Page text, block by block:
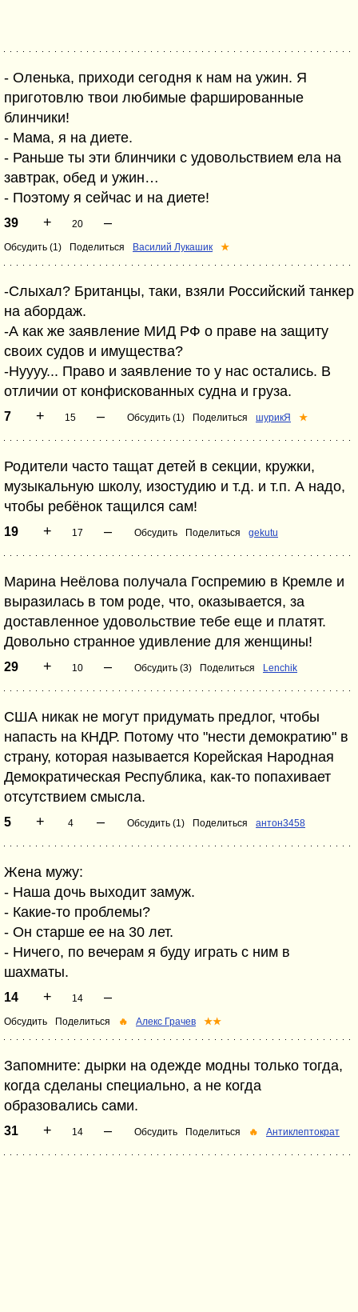
- Оленька, приходи сегодня к нам на ужин. Я
приготовлю твои любимые фаршированные
блинчики!
- Мама, я на диете.
- Раньше ты эти блинчики с удовольствием ела на
завтрак, обед и ужин…
- Поэтому я сейчас и на диете!
39 + 20 –
Обсудить (1) Поделиться Василий Лукашик ★
-Слыхал? Британцы, таки, взяли Российский танкер
на абордаж.
-А как же заявление МИД РФ о праве на защиту
своих судов и имущества?
-Нуууу... Право и заявление то у нас остались. В
отличии от конфискованных судна и груза.
7 + 15 – Обсудить (1) Поделиться шурикЯ ★
Родители часто тащат детей в секции, кружки,
музыкальную школу, изостудию и т.д. и т.п. А надо,
чтобы ребёнок тащился сам!
19 + 17 – Обсудить Поделиться gekutu
Марина Неёлова получала Госпремию в Кремле и
выразилась в том роде, что, оказывается, за
доставленное удовольствие тебе еще и платят.
Довольно странное удивление для женщины!
29 + 10 – Обсудить (3) Поделиться Lenchik
США никак не могут придумать предлог, чтобы
напасть на КНДР. Потому что "нести демократию" в
страну, которая называется Корейская Народная
Демократическая Республика, как-то попахивает
отсутствием смысла.
5 + 4 – Обсудить (1) Поделиться антон3458
Жена мужу:
- Наша дочь выходит замуж.
- Какие-то проблемы?
- Он старше ее на 30 лет.
- Ничего, по вечерам я буду играть с ним в
шахматы.
14 + 14 –
Обсудить Поделиться 🔥 Алекс Грачев ★★
Запомните: дырки на одежде модны только тогда,
когда сделаны специально, а не когда
образовались сами.
31 + 14 – Обсудить Поделиться 🔥 Антиклептократ